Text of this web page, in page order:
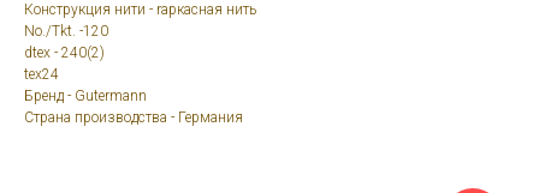
Конструкция нити - rаркасная нить
No./Tkt. -120
dtex - 240(2)
tex24
Бренд - Gutermann
Страна производства - Германия